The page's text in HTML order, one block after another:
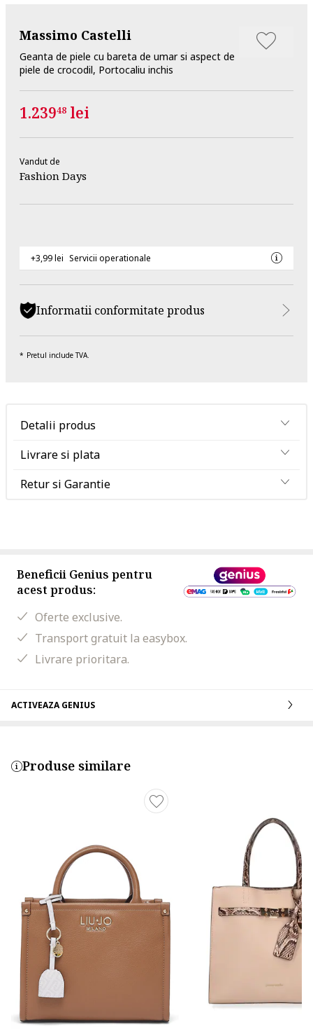
Massimo Castelli
Geanta de piele cu bareta de umar si aspect de
piele de crocodil, Portocaliu inchis
1.23948 lei
Vandut de
Fashion Days
+3,99 lei Servicii operationale
Informatii conformitate produs
Pretul include TVA.
Detalii produs
Livrare si plata
Retur si Garantie
Beneficii Genius pentru
acest produs:
Oferte exclusive.
Transport gratuit la easybox.
Livrare prioritara.
ACTIVEAZA GENIUS
Produse similare